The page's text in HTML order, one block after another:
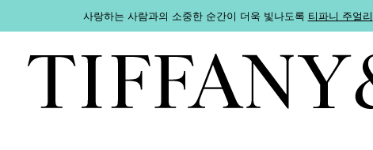
사랑하는 사람과의 소중한 순간이 더욱 빛나도록 티파니 주얼리